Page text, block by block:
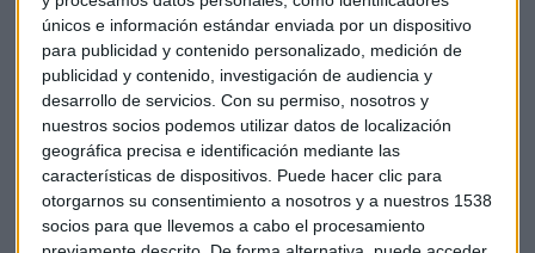
únicos e información estándar enviada por un dispositivo
para publicidad y contenido personalizado, medición de
publicidad y contenido, investigación de audiencia y
desarrollo de servicios. Con su permiso, nosotros y
nuestros socios podemos utilizar datos de localización
geográfica precisa e identificación mediante las
características de dispositivos. Puede hacer clic para
otorgarnos su consentimiento a nosotros y a nuestros 1538
socios para que llevemos a cabo el procesamiento
Dentro de la gestión de las carteras de Divacons-Alphavalue,
Pablo García señala que, en estos momentos, prefieren
perfiles más equilibradosen un contexto que va a
complicarse, algo que no podremos apreciar en los bancos".
De hecho, pese a la cotización en verde que presenta el
BBVAen esta mañana de viernes, García subraya que no es
su momento "aunque no está especialmente cara". Entre los